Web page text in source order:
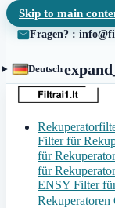
Skip to main
Fragen? :
Deutsch
Filter für
für
für
ENSY Filter